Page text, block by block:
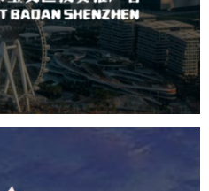
网 网站建设 网站设计